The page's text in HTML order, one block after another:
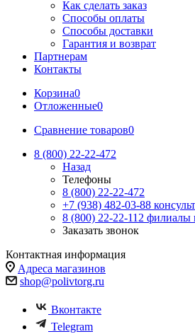
Как сделать заказ
Способы оплаты
Способы доставки
Гарантия и возврат
Партнерам
Контакты
Корзина0
Отложенные0
Сравнение товаров0
8 (800) 22-22-472
Назад
Телефоны
8 (800) 22-22-472
+7 (938) 482-03-88
8 (800) 22-22-112 филиалы
Заказать звонок
Контактная информация
Адреса магазинов
shop@polivtorg.ru
Вконтакте
Telegram